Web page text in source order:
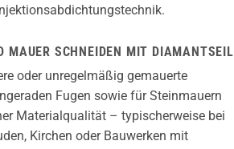
MAUER SCHNEIDEN MIT DIAMANTSEIL
oder unregelmäßig gemauerte
Fugen sowie für Steinmauern
Materialqualität – typischerweise bei
Kirchen oder Bauwerken mit